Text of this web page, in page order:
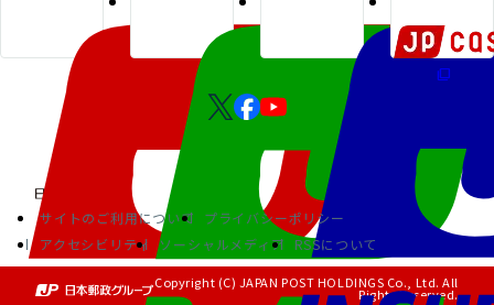
サイトのご利用について
プライバシーポリシー
アクセシビリティ
ソーシャルメディア RSSについて
Copyright (C) JAPAN POST HOLDINGS Co., Ltd. All
Rights Reserved.